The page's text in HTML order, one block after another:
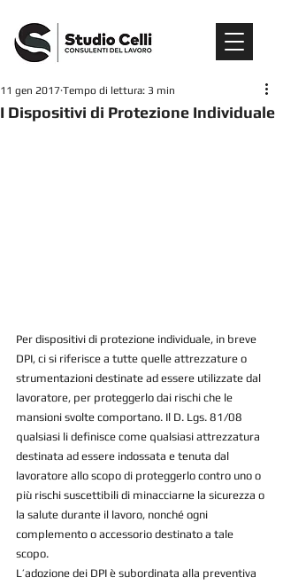
I Dispositivi di Protezione Individuale
11 gen 2017 Tempo di lettura: 3 min
Per dispositivi di protezione individuale, in breve
DPI, ci si riferisce a tutte quelle attrezzature o
strumentazioni destinate ad essere utilizzate dal
lavoratore, per proteggerlo dai rischi che le
mansioni svolte comportano. Il D. Lgs. 81/08
qualsiasi li definisce come qualsiasi attrezzatura
destinata ad essere indossata e tenuta dal
lavoratore allo scopo di proteggerlo contro uno o
più rischi suscettibili di minacciarne la sicurezza o
la salute durante il lavoro, nonché ogni
complemento o accessorio destinato a tale
scopo.
L’adozione dei DPI è subordinata alla preventiva